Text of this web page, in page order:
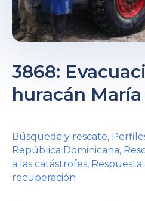
3868:
huracán
Búsqueda y rescate,
República Dominicana,
a las catástrofes, Respuesta
recuperación